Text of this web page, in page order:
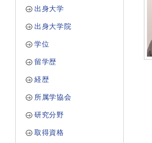
出身大学
出身大学院
学位
留学歴
経歴
所属学協会
研究分野
取得資格